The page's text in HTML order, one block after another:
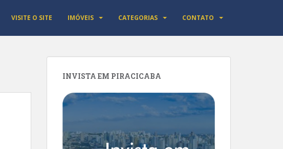
VISITE O SITE IMÓVEIS CATEGORIAS CONTATO
INVISTA EM PIRACICABA